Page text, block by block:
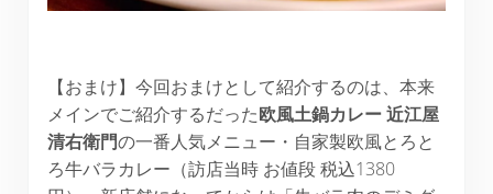
【おまけ】今回おまけとして紹介するのは、本来
メインでご紹介するだった欧風土鍋カレー近江屋
清右衛門の一番人気メニュー・自家製欧風とろと
ろ牛バラカレー（訪店当時 お値段 税込1380